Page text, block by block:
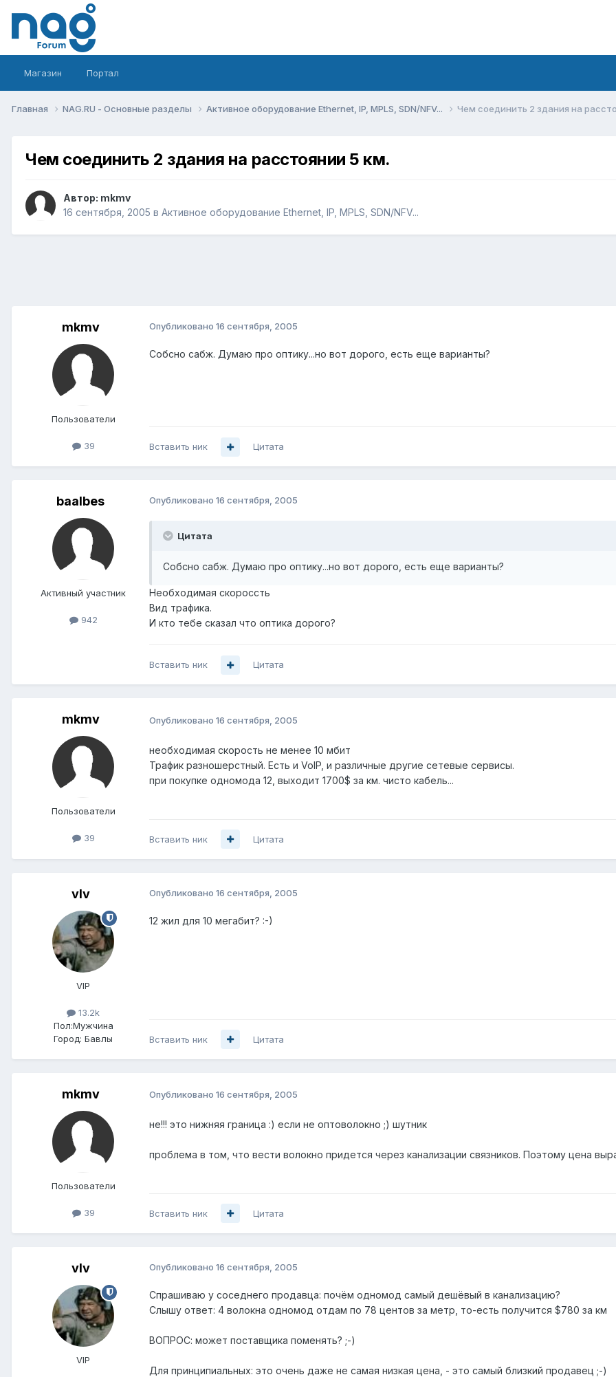
Магазин Портал
Главная NAG.RU - Основные разделы Активное оборудование Ethernet, IP, MPLS, SDN/NFV... Чем соединить 2 здания на
Чем соединить 2 здания на расстоянии 5 км.
Автор: mkmv
16 сентября, 2005 в Активное оборудование Ethernet, IP, MPLS, SDN/NFV...
mkmv
Пользователи
39
Опубликовано 16 сентября, 2005
Собсно сабж. Думаю про оптику...но вот дорого, есть еще варианты?
Вставить ник Цитата
baalbes
Активный участник
942
Опубликовано 16 сентября, 2005
Цитата
Собсно сабж. Думаю про оптику...но вот дорого, есть еще варианты?
Необходимая скороссть
Вид трафика.
И кто тебе сказал что оптика дорого?
Вставить ник Цитата
mkmv
Пользователи
39
Опубликовано 16 сентября, 2005
необходимая скорость не менее 10 мбит
Трафик разношерстный. Есть и VoIP, и различные другие сетевые сервисы.
при покупке одномода 12, выходит 1700$ за км. чисто кабель...
Вставить ник Цитата
vIv
VIP
13.2k
Пол:Мужчина
Город: Бавлы
Опубликовано 16 сентября, 2005
12 жил для 10 мегабит? :-)
Вставить ник Цитата
mkmv
Пользователи
39
Опубликовано 16 сентября, 2005
не!!! это нижняя граница :) если не оптоволокно ;) шутник
проблема в том, что вести волокно придется через канализации связников. Поэтому цена
Вставить ник Цитата
vIv
VIP
Опубликовано 16 сентября, 2005
Спрашиваю у соседнего продавца: почём одномод самый дешёвый в канализацию?
Слышу ответ: 4 волокна одномод отдам по 78 центов за метр, то-есть получится $780 за км
ВОПРОС: может поставщика поменять? ;-)
Для принципиальных: это очень даже не самая низкая цена, - это самый близкий продавец ;-)